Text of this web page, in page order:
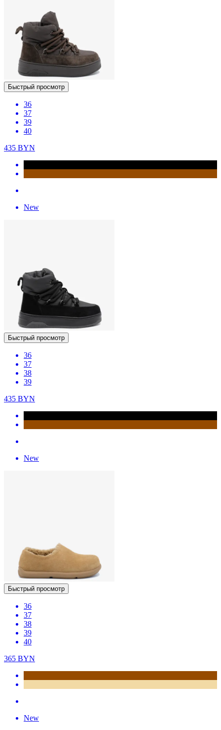
Быстрый просмотр
36
37
39
40
435 BYN
New
Быстрый просмотр
36
37
38
39
435 BYN
New
Быстрый просмотр
36
37
38
39
40
365 BYN
New